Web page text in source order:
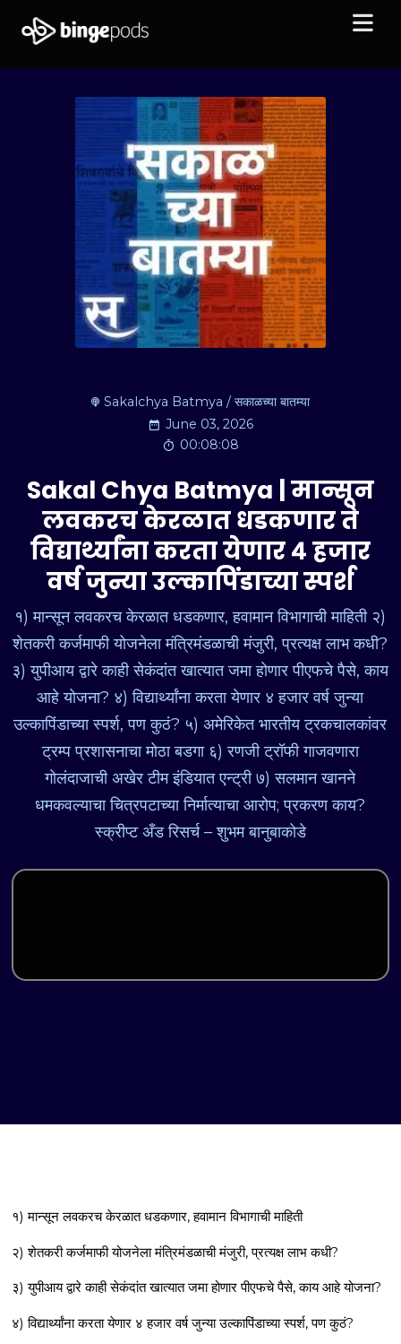
Sakalchya Batmya / सकाळच्या बातम्या
June 03, 2026
00:08:08
Sakal Chya Batmya | मान्सून
लवकरच केरळात धडकणार ते
विद्यार्थ्यांना करता येणार ४ हजार
वर्ष जुन्या उल्कापिंडाच्या स्पर्श
१) मान्सून लवकरच केरळात धडकणार, हवामान विभागाची माहिती २)
शेतकरी कर्जमाफी योजनेला मंत्रिमंडळाची मंजुरी, प्रत्यक्ष लाभ कधी?
३) युपीआय द्वारे काही सेकंदांत खात्यात जमा होणार पीएफचे पैसे, काय
आहे योजना? ४) विद्यार्थ्यांना करता येणार ४ हजार वर्ष जुन्या
उल्कापिंडाच्या स्पर्श, पण कुठं? ५) अमेरिकेत भारतीय ट्रकचालकांवर
ट्रम्प प्रशासनाचा मोठा बडगा ६) रणजी ट्रॉफी गाजवणारा
गोलंदाजाची अखेर टीम इंडियात एन्ट्री ७) सलमान खानने
धमकवल्याचा चित्रपटाच्या निर्मात्याचा आरोप; प्रकरण काय?
स्क्रीप्ट अँड रिसर्च – शुभम बानुबाकोडे
१) मान्सून लवकरच केरळात धडकणार, हवामान विभागाची माहिती
२) शेतकरी कर्जमाफी योजनेला मंत्रिमंडळाची मंजुरी, प्रत्यक्ष लाभ कधी?
३) युपीआय द्वारे काही सेकंदांत खात्यात जमा होणार पीएफचे पैसे, काय आहे योजना?
४) विद्यार्थ्यांना करता येणार ४ हजार वर्ष जुन्या उल्कापिंडाच्या स्पर्श, पण कुठं?